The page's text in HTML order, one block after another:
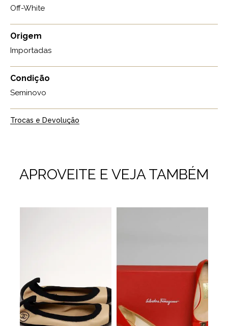
Off-White
Origem
Importadas
Condição
Seminovo
Trocas e Devolução
APROVEITE E VEJA TAMBÉM